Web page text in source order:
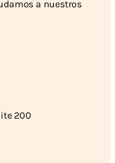
a nuestros
200